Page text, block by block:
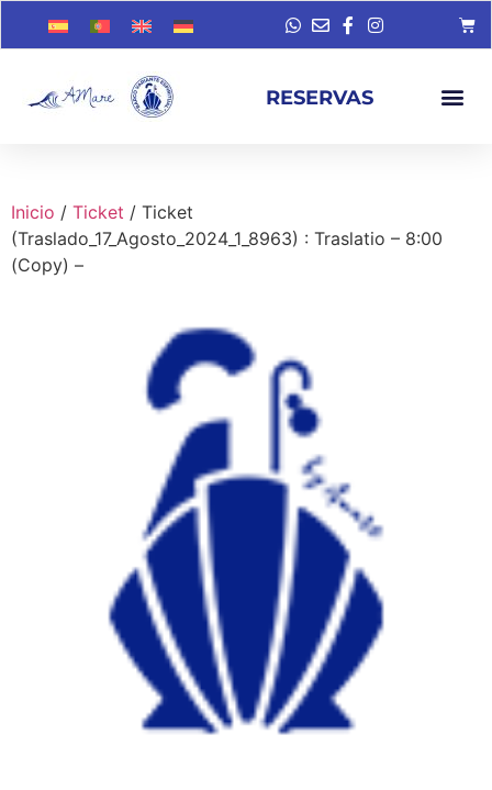
RESERVAS
Inicio / Ticket / Ticket
(Traslado_17_Agosto_2024_1_8963) : Traslatio – 8:00
(Copy) –